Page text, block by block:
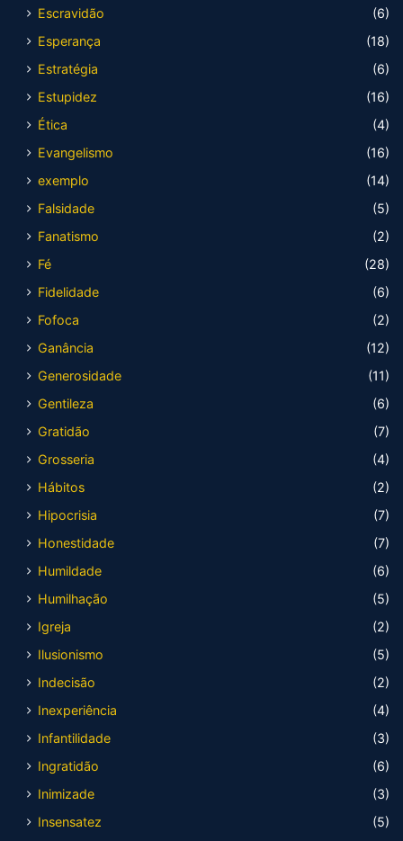
Escravidão
(6)
Esperança
(18)
Estratégia
(6)
Estupidez
(16)
Ética
(4)
Evangelismo
(16)
exemplo
(14)
Falsidade
(5)
Fanatismo
(2)
Fé
(28)
Fidelidade
(6)
Fofoca
(2)
Ganância
(12)
Generosidade
(11)
Gentileza
(6)
Gratidão
(7)
Grosseria
(4)
Hábitos
(2)
Hipocrisia
(7)
Honestidade
(7)
Humildade
(6)
Humilhação
(5)
Igreja
(2)
Ilusionismo
(5)
Indecisão
(2)
Inexperiência
(4)
Infantilidade
(3)
Ingratidão
(6)
Inimizade
(3)
Insensatez
(5)